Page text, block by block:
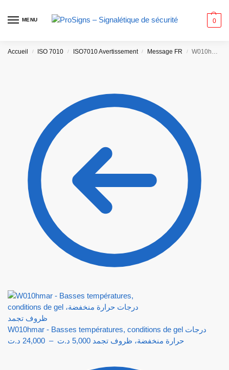
MENU 0
Accueil / ISO 7010 / ISO7010 Avertissement / Message FR / W010hm – Basses températures, conditions de gel
W010hmar - Basses températures, conditions de gel درجات
حرارة منخفضة، ظروف تجمد 5,000 د.ت –
24,000 د.ت